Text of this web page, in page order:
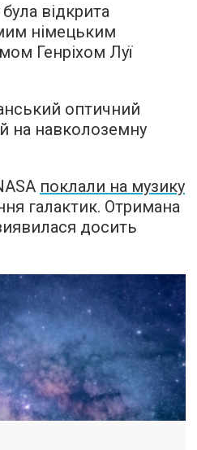
відкрита
німецьким
Генріхом Луї
оптичний
на навколоземну
поклали на музику
галактик. Отримана
досить